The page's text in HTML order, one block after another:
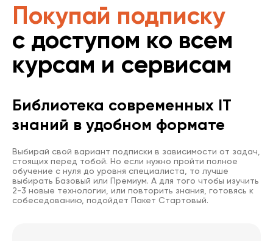
Покупай подписку
с доступом ко всем
курсам и сервисам
Библиотека современных IT
знаний в удобном формате
Выбирай свой вариант подписки в зависимости от задач,
стоящих перед тобой. Но если нужно пройти полное
обучение с нуля до уровня специалиста, то лучше
выбирать Базовый или Премиум. А для того чтобы изучить
2-3 новые технологии, или повторить знания, готовясь к
собеседованию, подойдет Пакет Стартовый.